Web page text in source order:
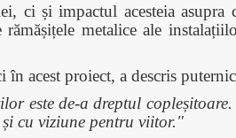
ci și impactul acesteia
metalice ale
acest proiect, a descris
este de-a dreptul
cu viziune pentru viitor."